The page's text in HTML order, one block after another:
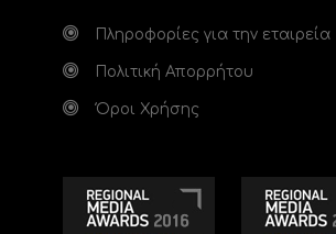
Πληροφορίες για την εταιρεία
Πολιτική Απορρήτου
Όροι Χρήσης